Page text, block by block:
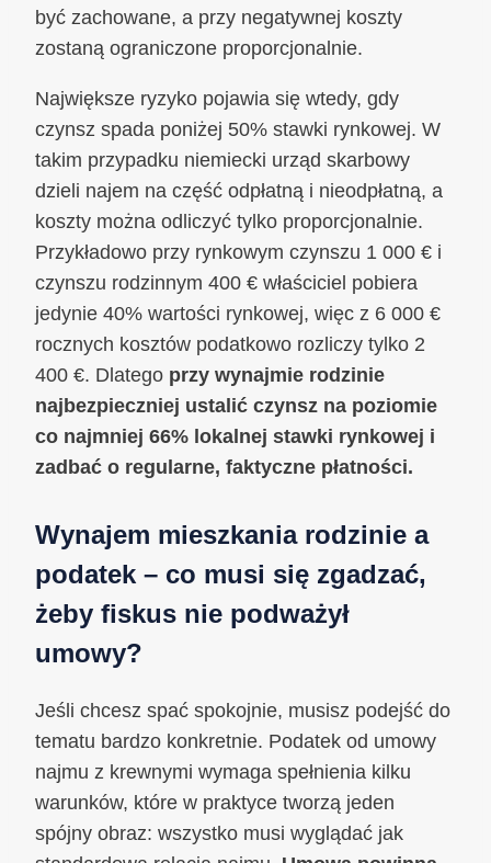
być zachowane, a przy negatywnej koszty
zostaną ograniczone proporcjonalnie.
Największe ryzyko pojawia się wtedy, gdy
czynsz spada poniżej 50% stawki rynkowej. W
takim przypadku niemiecki urząd skarbowy
dzieli najem na część odpłatną i nieodpłatną, a
koszty można odliczyć tylko proporcjonalnie.
Przykładowo przy rynkowym czynszu 1 000 € i
czynszu rodzinnym 400 € właściciel pobiera
jedynie 40% wartości rynkowej, więc z 6 000 €
rocznych kosztów podatkowo rozliczy tylko 2
400 €. Dlatego przy wynajmie rodzinie
najbezpieczniej ustalić czynsz na poziomie
co najmniej 66% lokalnej stawki rynkowej i
zadbać o regularne, faktyczne płatności.
Wynajem mieszkania rodzinie a
podatek – co musi się zgadzać,
żeby fiskus nie podważył
umowy?
Jeśli chcesz spać spokojnie, musisz podejść do
tematu bardzo konkretnie. Podatek od umowy
najmu z krewnymi wymaga spełnienia kilku
warunków, które w praktyce tworzą jeden
spójny obraz: wszystko musi wyglądać jak